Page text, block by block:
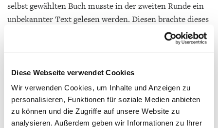
Diese Webseite verwendet Cookies
Wir verwenden Cookies, um Inhalte und Anzeigen zu
personalisieren, Funktionen für soziale Medien anbieten
zu können und die Zugriffe auf unsere Website zu
analysieren. Außerdem geben wir Informationen zu Ihrer
selbst gewählten Buch musste in der zweiten Runde ein
unbekannter Text gelesen werden. Diesen brachte dieses
Annette Roeder
mit. Die 16 Teilnehmer*innen lasen aus ihrem Buch
(Knesebeck), ein spannender, authentischer
Jugendroman über einen Kriminalfall der im Jahre 1922
in Wien stattgefunden hat.
In der Jury saßenKristin, Teilnehmerin des